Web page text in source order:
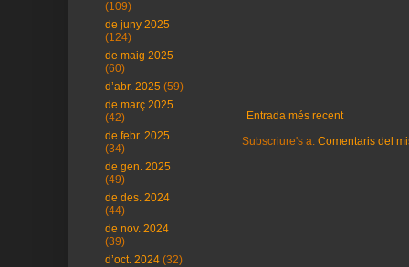
Entrada més recent
Subscriure's a: Comentaris del
(109)
de juny 2025
(124)
de maig 2025
(60)
d’abr. 2025 (59)
de març 2025
(42)
de febr. 2025
(34)
de gen. 2025
(49)
de des. 2024
(44)
de nov. 2024
(39)
d’oct. 2024 (32)